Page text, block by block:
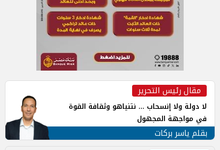
مقال رئيس التحرير
لا دولة ولا إنسحاب ... نتنياهو وثقافة القوة
في مواجهة المجهول
بقلم ياسر بركات